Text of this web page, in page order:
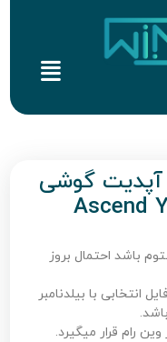
آپدیت گوشی
باشد احتمال بروز
انتخابی با بیلدنامبر
رام قرار میگیرد.